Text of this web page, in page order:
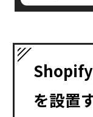
を設置